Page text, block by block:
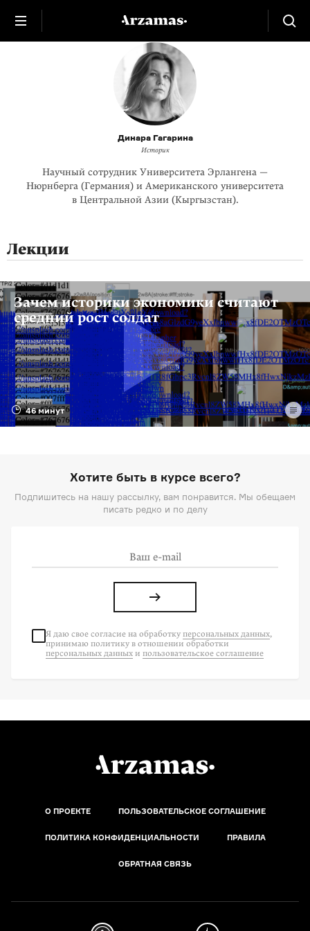
Динара Гагарина
Историк
Научный сотрудник Университета Эрлангена —
Нюрнберга (Германия) и Американского университета
в Центральной Азии (Кыргызстан).
Лекции
46 минут
Зачем историки экономики считают
средний рост солдат
Хотите быть в курсе всего?
Подпишитесь на нашу рассылку, вам понравится. Мы обещаем
писать редко и по делу
Я даю свое согласие на обработку персональных данных,
принимаю политику в отношении обработки
персональных данных и пользовательское соглашение
О ПРОЕКТЕ ПОЛЬЗОВАТЕЛЬСКОЕ СОГЛАШЕНИЕ
ПОЛИТИКА КОНФИДЕНЦИАЛЬНОСТИ ПРАВИЛА
ОБРАТНАЯ СВЯЗЬ